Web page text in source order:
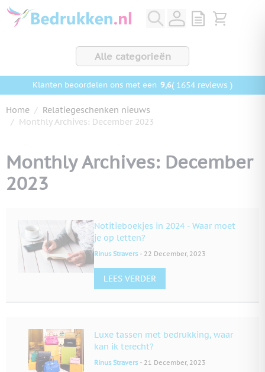
Ga naar de inhoud
View quote,
Bekijk
Alle categorieën
Klanten beoordelen ons met een 9,6( 1654 reviews )
Home / Relatiegeschenken nieuws
/ Monthly Archives: December 2023
Monthly Archives: December
2023
Notitieboekjes in 2024 - Waar moet
je op letten?
Rinus Stravers - 22 December, 2023
LEES VERDER
Luxe tassen met bedrukking, waar
kan ik terecht?
Rinus Stravers - 21 December, 2023